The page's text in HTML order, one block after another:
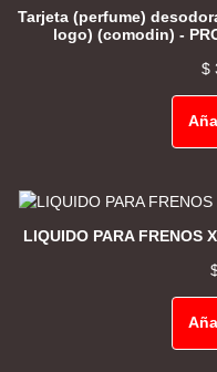
Tarjeta (perfume)
logo) (comodin) -
$
LIQUIDO PARA FRENOS